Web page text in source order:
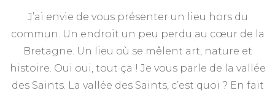
vallée
un
site
au
J’ai envie de vous présenter un lieu hors du
commun. Un endroit un peu perdu au cœur de la
Bretagne. Un lieu où se mêlent art, nature et
histoire. Oui oui, tout ça ! Je vous parle de la vallée
des Saints. La vallée des Saints, c’est quoi ? En fait